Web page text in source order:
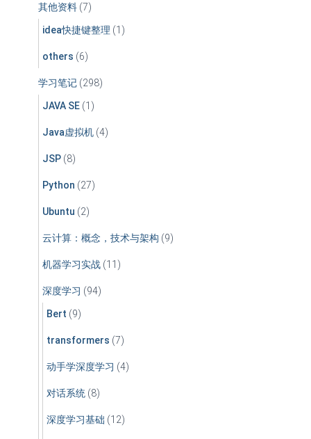
其他资料 (7)
idea快捷键整理 (1)
others (6)
学习笔记 (298)
JAVA SE (1)
Java虚拟机 (4)
JSP (8)
Python (27)
Ubuntu (2)
云计算：概念，技术与架构 (9)
机器学习实战 (11)
深度学习 (94)
Bert (9)
transformers (7)
动手学深度学习 (4)
对话系统 (8)
深度学习基础 (12)